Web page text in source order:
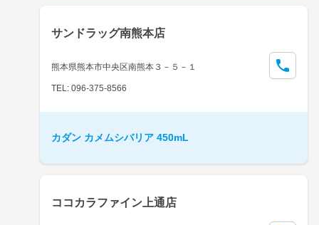
サンドラッグ南熊本店
熊本県熊本市中央区南熊本３－５－１
TEL: 096-375-8566
カダン カメムシバリア 450mL
ココカラファイン上通店